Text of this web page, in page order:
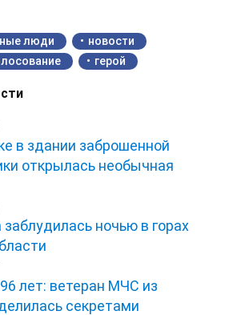
люди
новости
герой
в здании заброшенной
открылась необычная
ночью в горах
лет: ветеран МЧС из
секретами